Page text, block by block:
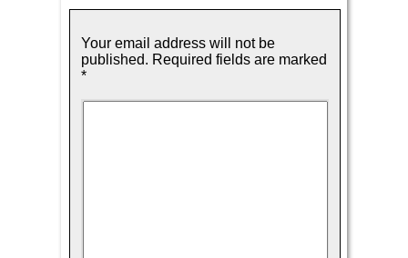
Your email address will not be
published. Required fields are marked
*